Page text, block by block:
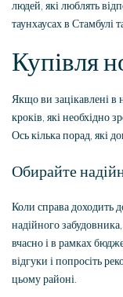
людей, які люблять
таунхаусах в Стамбулі
Купівля
Якщо ви зацікавлені в
кроків, які необхідно
Ось кілька порад, які
Обирайте
Коли справа доходить
надійного
вчасно і в рамках
відгуки і попросіть
цьому районі.